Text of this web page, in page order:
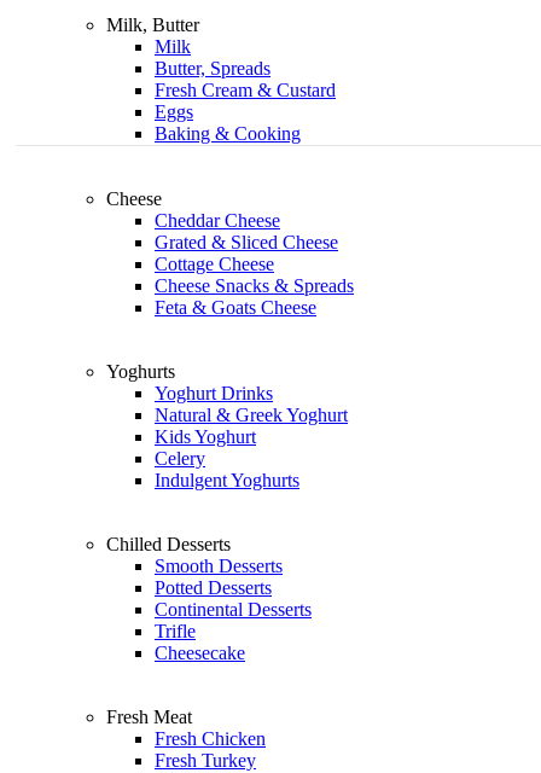
Milk, Butter
Milk
Butter, Spreads
Fresh Cream & Custard
Eggs
Baking & Cooking
Cheese
Cheddar Cheese
Grated & Sliced Cheese
Cottage Cheese
Cheese Snacks & Spreads
Feta & Goats Cheese
Yoghurts
Yoghurt Drinks
Natural & Greek Yoghurt
Kids Yoghurt
Celery
Indulgent Yoghurts
Chilled Desserts
Smooth Desserts
Potted Desserts
Continental Desserts
Trifle
Cheesecake
Fresh Meat
Fresh Chicken
Fresh Turkey